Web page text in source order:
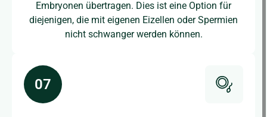
Embryonen übertragen. Dies ist eine Option für
diejenigen, die mit eigenen Eizellen oder Spermien
nicht schwanger werden können.